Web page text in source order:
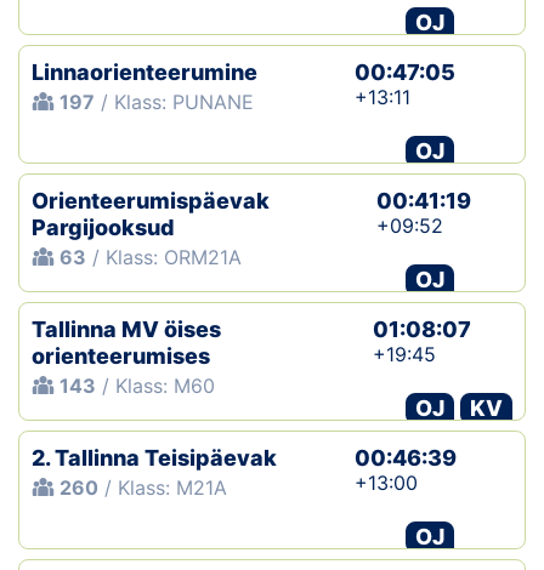
OJ
Linnaorienteerumine
197 / Klass: PUNANE
00:47:05
+13:11
OJ
Orienteerumispäevak
Pargijooksud
63 / Klass: ORM21A
00:41:19
+09:52
OJ
Tallinna MV öises
orienteerumises
143 / Klass: M60
01:08:07
+19:45
OJ
KV
2. Tallinna Teisipäevak
260 / Klass: M21A
00:46:39
+13:00
OJ